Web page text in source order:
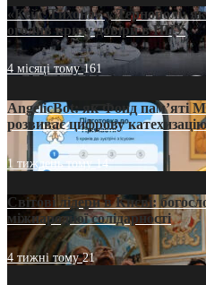
«Кейс Тихона» у Тернополі:
оголив кризу довіри в ПЦУ
4 місяці тому161
AngelicBot: як Фонд пам’яті
розвиває цифрову
1 тиждень тому14
Світові лідери в Києві:
міжнародної солідарності
4 тижні тому21